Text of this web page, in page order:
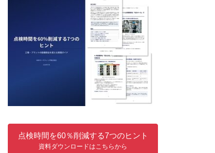
点検時間を60％削減する7つのヒント
資料ダウンロードはこちらから